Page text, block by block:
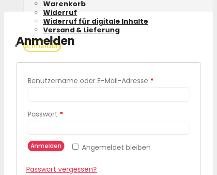
Warenkorb
Widerruf
Widerruf für digitale Inhalte
Versand & Lieferung
Anmelden
Anmelden
Benutzername oder E-Mail-Adresse *
Passwort *
Angemeldet bleiben
Anmelden
Passwort vergessen?